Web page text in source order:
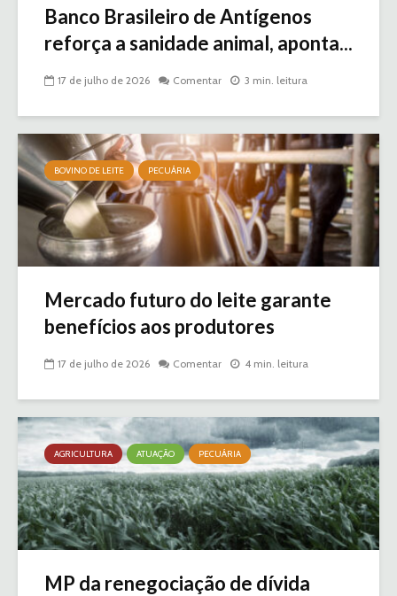
Banco Brasileiro de Antígenos
reforça a sanidade animal, aponta...
17 de julho de 2026 Comentar 3 min. leitura
BOVINO DE LEITE PECUÁRIA
Mercado futuro do leite garante
benefícios aos produtores
17 de julho de 2026 Comentar 4 min. leitura
AGRICULTURA ATUAÇÃO PECUÁRIA
MP da renegociação de dívida